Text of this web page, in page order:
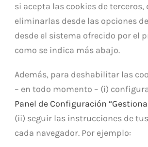
si acepta las cookies de terceros,
eliminarlas desde las opciones
desde el sistema ofrecido por el
como se indica más abajo.
Además, para deshabilitar las
– en todo momento – (i)
Panel de Configuración
(ii) seguir las instrucciones de
cada navegador. Por ejemplo: